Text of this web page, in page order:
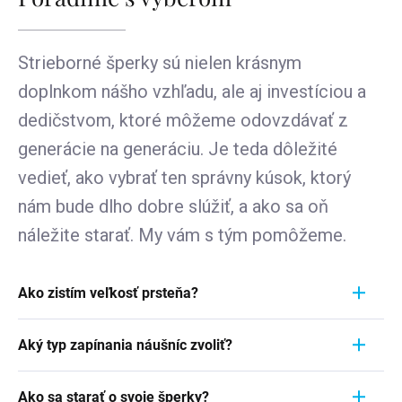
Strieborné šperky sú nielen krásnym
doplnkom nášho vzhľadu, ale aj investíciou a
dedičstvom, ktoré môžeme odovzdávať z
generácie na generáciu. Je teda dôležité
vedieť, ako vybrať ten správny kúsok, ktorý
nám bude dlho dobre slúžiť, a ako sa oň
náležite starať. My vám s tým pomôžeme.
Ako zistím veľkosť prsteňa?
Aby ste zistili jeho veľkosť, vezmite pravítko a
položte ho priamo na prstienok, ktorý momentálne
nosíte. Dôležité je zamerať sa na jeho VNÚTORNÝ
Aký typ zapínania náušníc zvoliť?
Ako sa starať o svoje šperky?